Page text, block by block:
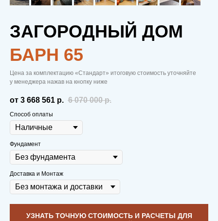
ЗАГОРОДНЫЙ ДОМ
БАРН 65
Цена за комплектацию «Стандарт» итоговую стоимость уточняйте
у менеджера нажав на кнопку ниже
от 3 668 561 р. 6 070 000 р.
Способ оплаты
Фундамент
Доставка и Монтаж
УЗНАТЬ ТОЧНУЮ СТОИМОСТЬ И РАСЧЕТЫ ДЛЯ